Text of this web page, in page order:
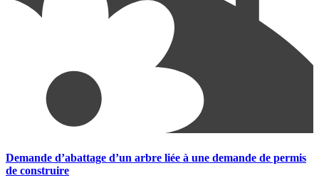
Demande d’abattage d’un arbre liée à une demande de permis
de construire